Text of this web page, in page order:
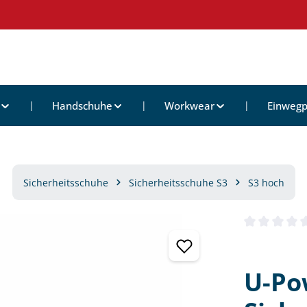
Handschuhe Workwear
Sicherheitsschuhe Sicherheitsschuhe S3 S3 hoch
U-